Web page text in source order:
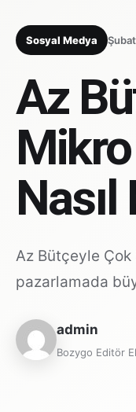
Sosyal Medya
Az
Az Bütçeyle Çok
pazarlamada
admin
Bozygo Editör